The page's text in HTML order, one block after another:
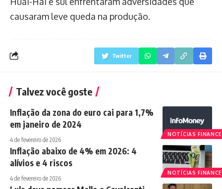
causaram leve queda na produção.
Twitter
Talvez você goste
NOTÍCIAS
Inflação da zona do euro cai para 1,7%
em janeiro de 2024
4 de fevereiro de 2026
NOTÍCIAS
Inflação abaixo de 4% em 2026: 4
alívios e 4 riscos
4 de fevereiro de 2026